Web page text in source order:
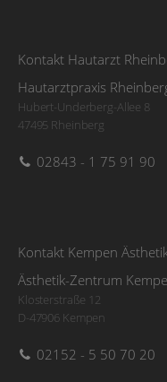
Kontakt Hautarzt
Hautarztpraxis
Hubert-Underberg-Allee 8
47495 Rheinberg
02843 - 1 75 91 90
Kontakt Kempen
Ästhetik-Zentrum
Klosterstraße 12
D-47906 Kempen
02152 - 5 50 70 20